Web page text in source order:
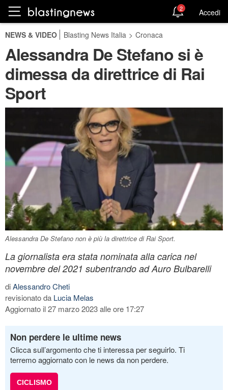
2 Accedi
NEWS & VIDEO Blasting News Italia > Cronaca
Alessandra De Stefano si è
dimessa da direttrice di Rai
Sport
Alessandra De Stefano non è più la direttrice di Rai Sport.
La giornalista era stata nominata alla carica nel
novembre del 2021 subentrando ad Auro Bulbarelli
diAlessandro Cheti
revisionato da Lucia Melas
Aggiornato il 27 marzo 2023 alle ore 17:27
Non perdere le ultime news
Clicca sull’argomento che ti interessa per seguirlo. Ti
terremo aggiornato con le news da non perdere.
CICLISMO